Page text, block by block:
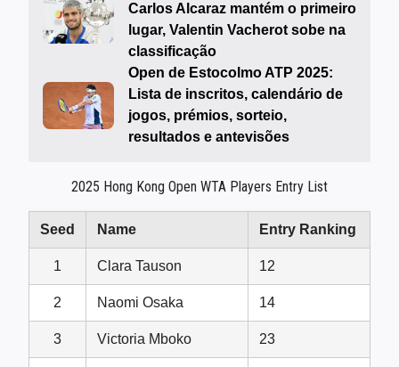
Carlos Alcaraz mantém o primeiro
lugar, Valentin Vacherot sobe na
classificação
Open de Estocolmo ATP 2025:
Lista de inscritos, calendário de
jogos, prémios, sorteio,
resultados e antevisões
2025 Hong Kong Open WTA Players Entry List
Seed Name Entry Ranking
1 Clara Tauson 12
2 Naomi Osaka 14
3 Victoria Mboko 23